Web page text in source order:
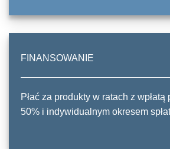
FINANSOWANIE
Płać za produkty w ratach z wpłatą
50% i indywidualnym okresem